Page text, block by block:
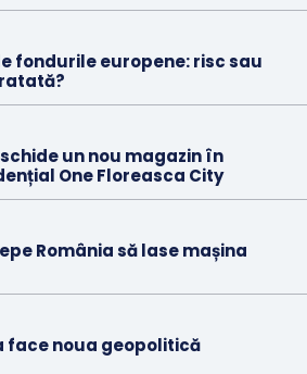
fondurile europene: risc sau
un nou magazin în
One Floreasca City
România să lase mașina
face noua geopolitică